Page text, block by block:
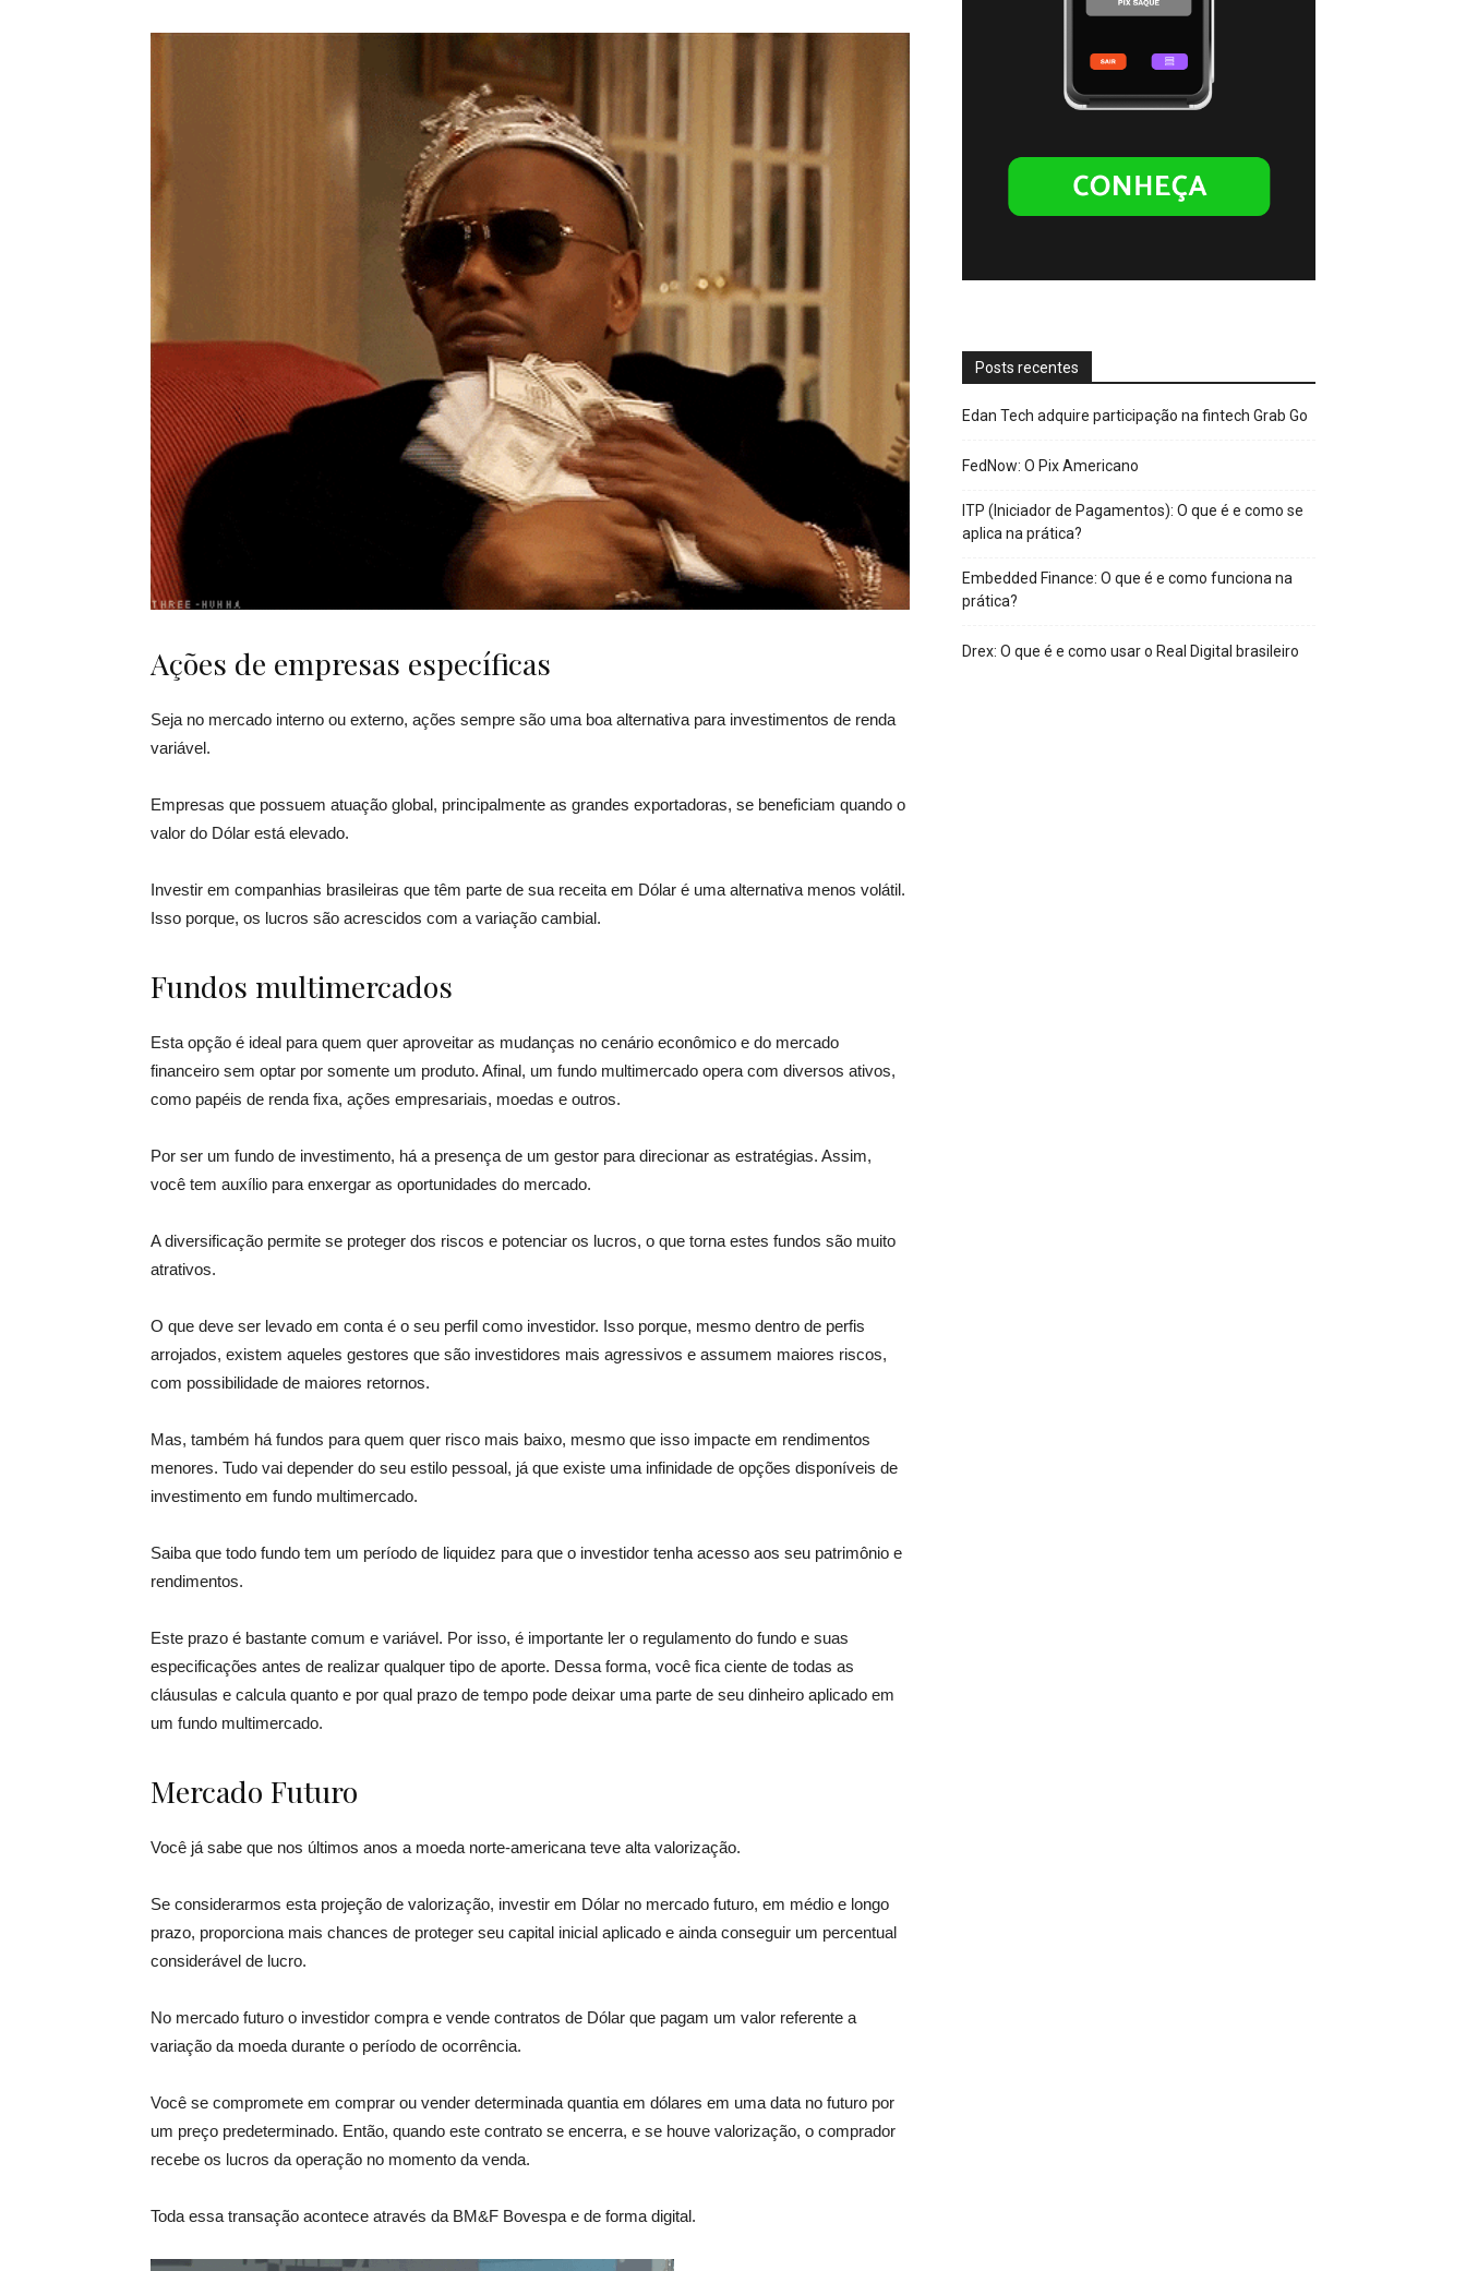
Ações de empresas específicas
Seja no mercado interno ou externo, ações sempre são uma boa alternativa para investimentos de renda
variável.
Empresas que possuem atuação global, principalmente as grandes exportadoras, se beneficiam quando o
valor do Dólar está elevado.
Investir em companhias brasileiras que têm parte de sua receita em Dólar é uma alternativa menos volátil.
Isso porque, os lucros são acrescidos com a variação cambial.
Fundos multimercados
Esta opção é ideal para quem quer aproveitar as mudanças no cenário econômico e do mercado
financeiro sem optar por somente um produto. Afinal, um fundo multimercado opera com diversos ativos,
como papéis de renda fixa, ações empresariais, moedas e outros.
Por ser um fundo de investimento, há a presença de um gestor para direcionar as estratégias. Assim,
você tem auxílio para enxergar as oportunidades do mercado.
A diversificação permite se proteger dos riscos e potenciar os lucros, o que torna estes fundos são muito
atrativos.
O que deve ser levado em conta é o seu perfil como investidor. Isso porque, mesmo dentro de perfis
arrojados, existem aqueles gestores que são investidores mais agressivos e assumem maiores riscos,
com possibilidade de maiores retornos.
Mas, também há fundos para quem quer risco mais baixo, mesmo que isso impacte em rendimentos
menores. Tudo vai depender do seu estilo pessoal, já que existe uma infinidade de opções disponíveis de
investimento em fundo multimercado.
Saiba que todo fundo tem um período de liquidez para que o investidor tenha acesso aos seu patrimônio e
rendimentos.
Este prazo é bastante comum e variável. Por isso, é importante ler o regulamento do fundo e suas
especificações antes de realizar qualquer tipo de aporte. Dessa forma, você fica ciente de todas as
cláusulas e calcula quanto e por qual prazo de tempo pode deixar uma parte de seu dinheiro aplicado em
um fundo multimercado.
Mercado Futuro
Você já sabe que nos últimos anos a moeda norte-americana teve alta valorização.
Se considerarmos esta projeção de valorização, investir em Dólar no mercado futuro, em médio e longo
prazo, proporciona mais chances de proteger seu capital inicial aplicado e ainda conseguir um percentual
considerável de lucro.
No mercado futuro o investidor compra e vende contratos de Dólar que pagam um valor referente a
variação da moeda durante o período de ocorrência.
Você se compromete em comprar ou vender determinada quantia em dólares em uma data no futuro por
um preço predeterminado. Então, quando este contrato se encerra, e se houve valorização, o comprador
recebe os lucros da operação no momento da venda.
Toda essa transação acontece através da BM&F Bovespa e de forma digital.
Posts recentes
Edan Tech adquire participação na fintech Grab Go
FedNow: O Pix Americano
ITP (Iniciador de Pagamentos): O que é e como se
aplica na prática?
Embedded Finance: O que é e como funciona na
prática?
Drex: O que é e como usar o Real Digital brasileiro